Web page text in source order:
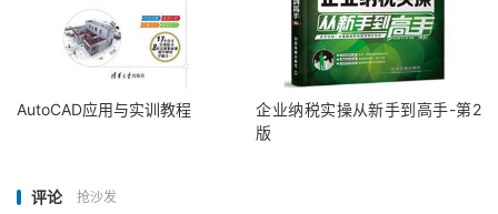
AutoCAD应用与实训教程
企业纳税实操从新手到高手-第2
版
评论 抢沙发